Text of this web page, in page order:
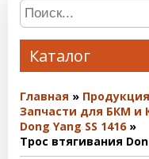
Каталог
Главная Продукция
Запчасти для БКМ и
Dong Yang SS 1416
Трос втягивания